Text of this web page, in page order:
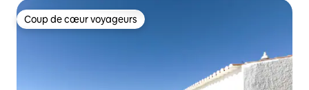
Coup de cœur voyageurs
Coup de cœur voyageurs